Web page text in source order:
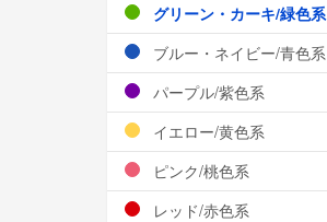
グリーン・カーキ/緑色系
ブルー・ネイビー/青色系
パープル/紫色系
イエロー/黄色系
ピンク/桃色系
レッド/赤色系